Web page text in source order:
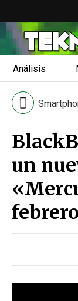
Análisis
un
febrero